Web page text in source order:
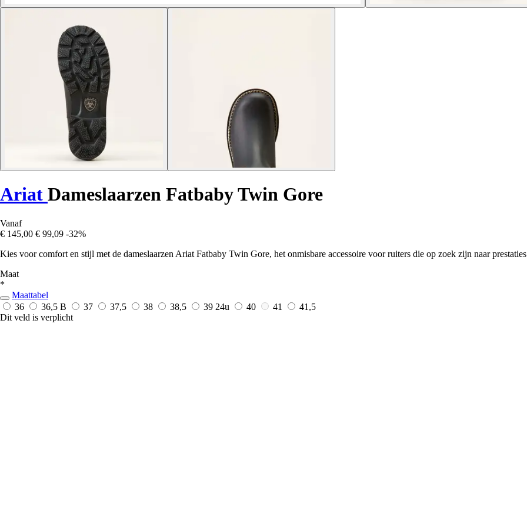
Ariat Dameslaarzen Fatbaby Twin Gore
Vanaf
€ 145,00 € 99,09 -32%
Kies voor comfort en stijl met de dameslaarzen Ariat Fatbaby Twin Gore, het onmisbare accessoire voor ruiters die op zoek zijn naar
Maat
*
Maattabel
36
36,5 B 37 37,5 38 38,5 39 24u 40 41
41,5
Dit veld is verplicht